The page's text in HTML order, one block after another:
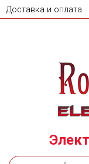
Доставка и оплата